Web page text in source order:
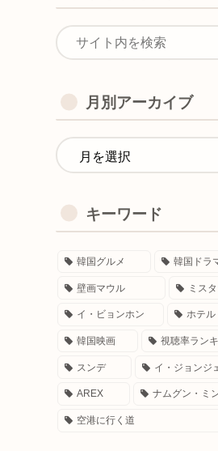
月別アーカイブ
キーワード
韓国グルメ 韓国ドラ
壁画マウル ミス
イ・ビョンホン ホテル
韓国映画 視聴率ラン
スンデ イ・ジョンジ
AREX ナムグン・ミ
空港に行く道